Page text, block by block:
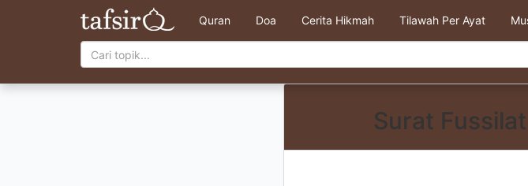
Quran Doa Cerita Hikmah Tilawah Per Ayat
Surat